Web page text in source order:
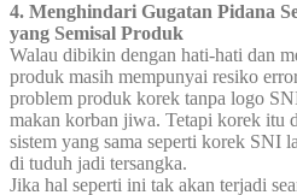
4. Menghindari Gugatan Pidana
yang Semisal Produk
Walau dibikin dengan hati-hati dan
produk masih mempunyai resiko
problem produk korek tanpa logo
makan korban jiwa. Tetapi korek itu
sistem yang sama seperti korek SNI
di tuduh jadi tersangka.
Jika hal seperti ini tak akan terjadi